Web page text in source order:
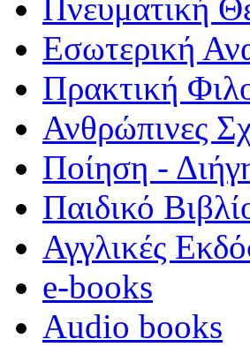
Πνευματική
Εσωτερική
Πρακτική
Ανθρώπινες
Ποίηση -
Παιδικό
Αγγλικές
e-books
Audio books